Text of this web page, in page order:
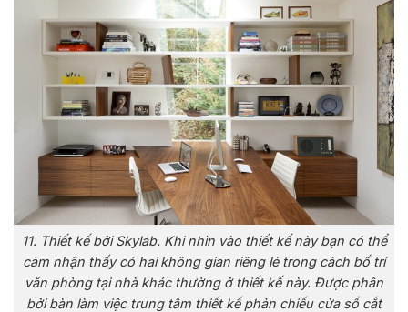
11. Thiết kế bởi Skylab. Khi nhìn vào thiết kế này bạn có thể
cảm nhận thấy có hai không gian riêng lẻ trong cách bố trí
văn phòng tại nhà khác thường ở thiết kế này. Được phân
bởi bàn làm việc trung tâm thiết kế phản chiếu cửa sổ cắt